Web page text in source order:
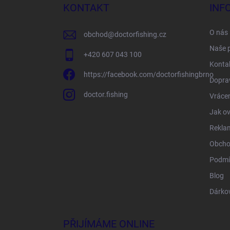
KONTAKT
obchod@doctorfishing.cz
+420 607 043 100
https://facebook.com/doctorfishingbrno
doctor.fishing
O nás
Naše
Jak
Blog
PŘIJÍMÁME ONLINE